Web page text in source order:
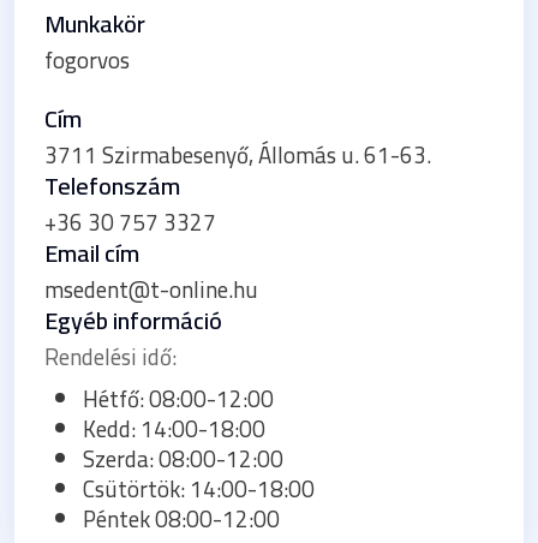
Munkakör
fogorvos
Cím
3711 Szirmabesenyő, Állomás u. 61-63.
Telefonszám
+36 30 757 3327
Email cím
msedent@t-online.hu
Egyéb információ
Rendelési idő:
Hétfő: 08:00-12:00
Kedd: 14:00-18:00
Szerda: 08:00-12:00
Csütörtök: 14:00-18:00
Péntek 08:00-12:00